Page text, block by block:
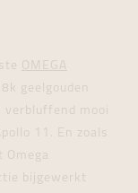
OMEGA
geelgouden
verbluffend mooi
11. En zoals
bijgewerkt